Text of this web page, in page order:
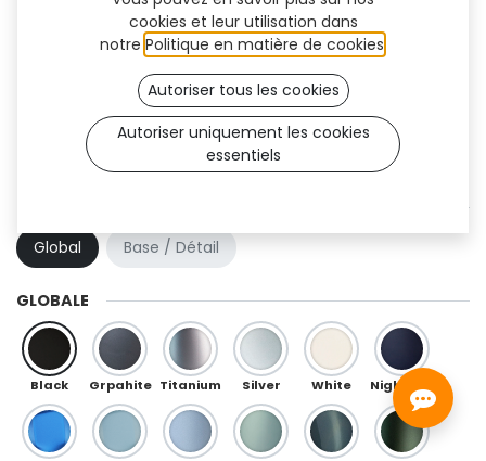
Crystal (TT)
Global
Base / Détail
GLOBALE
Black Grpahite Titanium Silver White
cookies et leur utilisation dans
notre Politique en matière de cookies
Autoriser tous les cookies
Autoriser uniquement les cookies
essentiels